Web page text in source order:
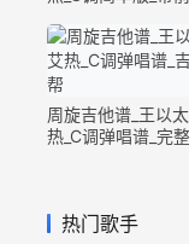
周旋吉他谱_王以
热_C调弹唱谱_完
热门歌手